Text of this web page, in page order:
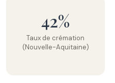
42%
Taux de crémation
(Nouvelle-Aquitaine)